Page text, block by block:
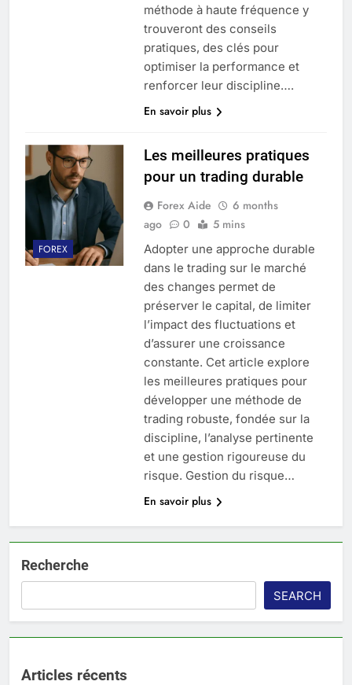
méthode à haute fréquence y
trouveront des conseils
pratiques, des clés pour
optimiser la performance et
renforcer leur discipline….
En savoir plus
FOREX
Les meilleures pratiques
pour un trading durable
Forex Aide
6 months
ago
0 5 mins
Adopter une approche durable
dans le trading sur le marché
des changes permet de
préserver le capital, de limiter
l’impact des fluctuations et
d’assurer une croissance
constante. Cet article explore
les meilleures pratiques pour
développer une méthode de
trading robuste, fondée sur la
discipline, l’analyse pertinente
et une gestion rigoureuse du
risque. Gestion du risque…
En savoir plus
Recherche
SEARCH
Articles récents